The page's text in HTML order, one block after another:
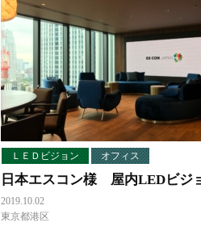
ＬＥＤビジョン オフィス
日本エスコン様 屋内LEDビジ
2019.10.02
東京都港区